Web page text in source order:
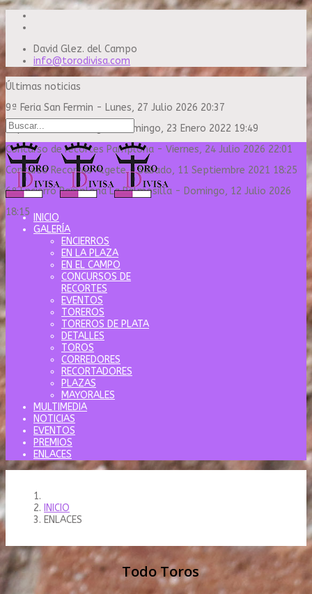
David Glez. del Campo
info@torodivisa.com
Últimas noticias
9ª Feria San Fermin - Lunes, 27 Julio 2026 20:37
Capea Sanse Domingo
Domingo, 23 Enero 2022 19:49
Concurso de recortes Pamplona - Viernes, 24 Julio 2026 22:01
Concurso Recortes Algete-Sábado, 11 Septiembre 2021 18:25
6º Encierro Pamplona La Palmosilla - Domingo, 12 Julio 2026
18:15
INICIO
GALERÍA
ENCIERROS
EN LA PLAZA
EN EL CAMPO
CONCURSOS DE
RECORTES
EVENTOS
TOREROS
TOREROS DE PLATA
DETALLES
TOROS
CORREDORES
RECORTADORES
PLAZAS
MAYORALES
MULTIMEDIA
NOTICIAS
EVENTOS
PREMIOS
ENLACES
INICIO
ENLACES
Todo Toros